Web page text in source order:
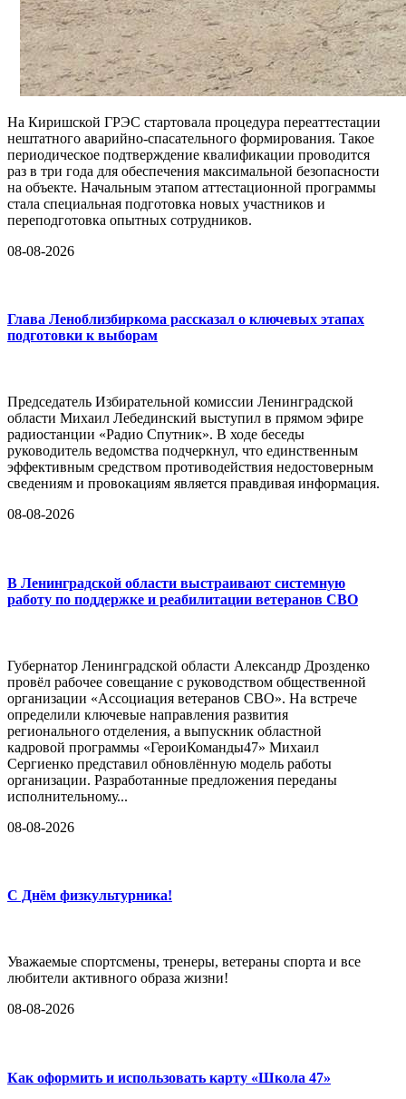
На Киришской ГРЭС стартовала процедура переаттестации
нештатного аварийно-спасательного формирования. Такое
периодическое подтверждение квалификации проводится
раз в три года для обеспечения максимальной безопасности
на объекте. Начальным этапом аттестационной программы
стала специальная подготовка новых участников и
переподготовка опытных сотрудников.
08-08-2026
Глава Леноблизбиркома рассказал о ключевых этапах
подготовки к выборам
Председатель Избирательной комиссии Ленинградской
области Михаил Лебединский выступил в прямом эфире
радиостанции «Радио Спутник». В ходе беседы
руководитель ведомства подчеркнул, что единственным
эффективным средством противодействия недостоверным
сведениям и провокациям является правдивая информация.
08-08-2026
В Ленинградской области выстраивают системную
работу по поддержке и реабилитации ветеранов СВО
Губернатор Ленинградской области Александр Дрозденко
провёл рабочее совещание с руководством общественной
организации «Ассоциация ветеранов СВО». На встрече
определили ключевые направления развития
регионального отделения, а выпускник областной
кадровой программы «ГероиКоманды47» Михаил
Сергиенко представил обновлённую модель работы
организации. Разработанные предложения переданы
исполнительному...
08-08-2026
С Днём физкультурника!
Уважаемые спортсмены, тренеры, ветераны спорта и все
любители активного образа жизни!
08-08-2026
Как оформить и использовать карту «Школа 47»